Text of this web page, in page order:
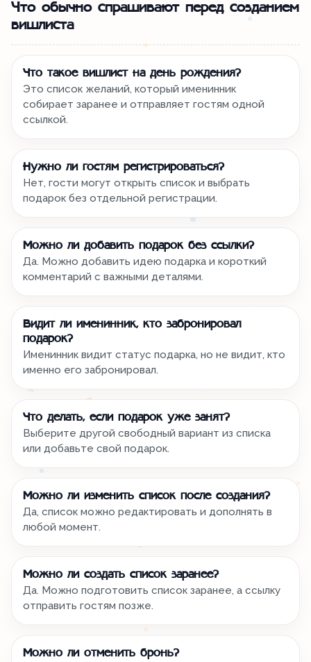
Что обычно спрашивают перед созданием
вишлиста
Что такое вишлист на день рождения?
Это список желаний, который именинник
собирает заранее и отправляет гостям одной
ссылкой.
Нужно ли гостям регистрироваться?
Нет, гости могут открыть список и выбрать
подарок без отдельной регистрации.
Можно ли добавить подарок без ссылки?
Да. Можно добавить идею подарка и короткий
комментарий с важными деталями.
Видит ли именинник, кто забронировал
подарок?
Именинник видит статус подарка, но не видит, кто
именно его забронировал.
Что делать, если подарок уже занят?
Выберите другой свободный вариант из списка
или добавьте свой подарок.
Можно ли изменить список после создания?
Да, список можно редактировать и дополнять в
любой момент.
Можно ли создать список заранее?
Да. Можно подготовить список заранее, а ссылку
отправить гостям позже.
Можно ли отменить бронь?